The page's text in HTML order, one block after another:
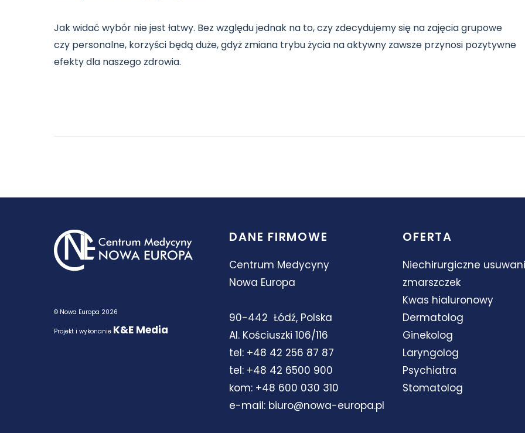
Jak widać wybór nie jest łatwy. Bez względu jednak na to, czy zdecydujemy się na zajęcia grupowe
czy personalne, korzyści będą duże, gdyż zmiana trybu życia na aktywny zawsze przynosi pozytywne
efekty dla naszego zdrowia.
© Nowa Europa 2026
Projekt i wykonanie K&E Media
DANE FIRMOWE
Centrum Medycyny
Nowa Europa
90-442 Łódź, Polska
Al. Kościuszki 106/116
tel: +48 42 256 87 87
tel: +48 42 6500 900
kom: +48 600 030 310
e-mail: biuro@nowa-europa.pl
OFERTA
Niechirurgiczne
zmarszczek
Kwas hialuronowy
Dermatolog
Ginekolog
Laryngolog
Psychiatra
Stomatolog